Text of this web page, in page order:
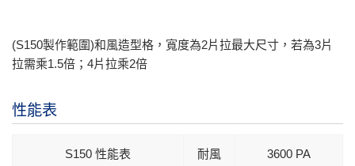
(S150製作範圍)和風造型格，寬度為2片拉最大尺寸，若為3片
拉需乘1.5倍；4片拉乘2倍
性能表
S150 性能表
耐風
3600 PA